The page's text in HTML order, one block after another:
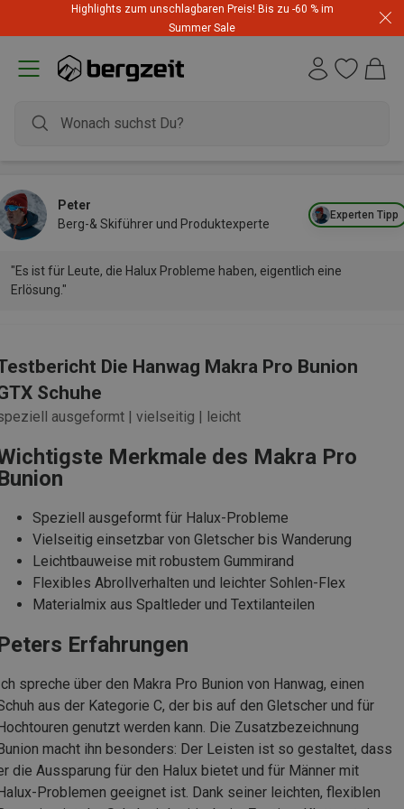
Highlights zum unschlagbaren Preis! Bis zu -60 % im
Summer Sale
Experten Tipp
Peter
Berg-& Skiführer und Produktexperte
"Es ist für Leute, die Halux Probleme haben, eigentlich eine
Erlösung."
Die Hanwag Makra Pro Bunion
Schuhe
ausgeformt | vielseitig | leicht
Merkmale des Makra Pro
Speziell ausgeformt für Halux-Probleme
Vielseitig einsetzbar von Gletscher bis Wanderung
Leichtbauweise mit robustem Gummirand
Flexibles Abrollverhalten und leichter Sohlen-Flex
Materialmix aus Spaltleder und Textilanteilen
Erfahrungen
spreche über den Makra Pro Bunion von Hanwag, einen
aus der Kategorie C, der bis auf den Gletscher und für
genutzt werden kann. Die Zusatzbezeichnung
macht ihn besonders: Der Leisten ist so gestaltet, dass
die Aussparung für den Halux bietet und für Männer mit
Problemen geeignet ist. Dank seiner leichten, flexiblen